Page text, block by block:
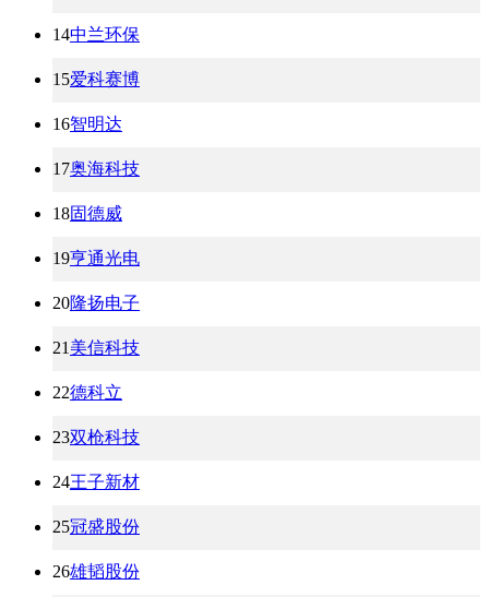
14中兰环保
15爱科赛博
16智明达
17奥海科技
18固德威
19亨通光电
20隆扬电子
21 美信科技
22德科立
23双枪科技
24王子新材
25冠盛股份
26雄韬股份